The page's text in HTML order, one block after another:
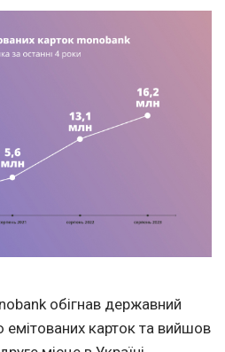
обігнав державний
карток та вийшов